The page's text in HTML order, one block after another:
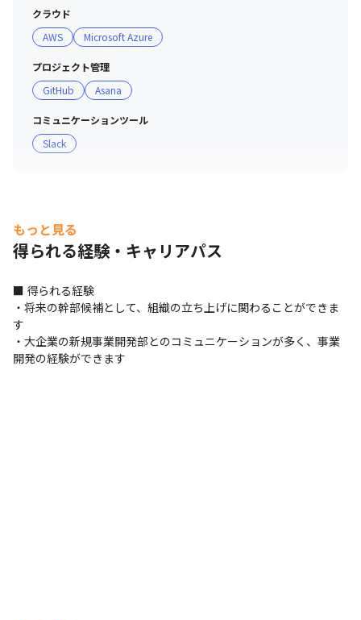
クラウド
AWS
Microsoft Azure
プロジェクト管理
GitHub
Asana
コミュニケーションツール
Slack
もっと見る
得られる経験・キャリアパス
■ 得られる経験
・将来の幹部候補として、組織の立ち上げに関わることができま
す
・大企業の新規事業開発部とのコミュニケーションが多く、事業
開発の経験ができます